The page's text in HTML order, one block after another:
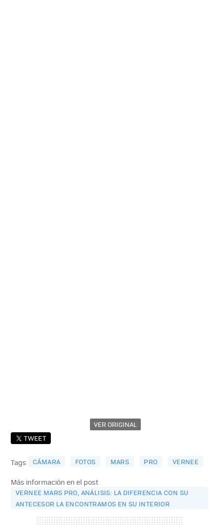
VER ORIGINAL
TWEET
Tags CÁMARA FOTOS MARS PRO VERNEE
Más información en el post
VERNEE MARS PRO, ANÁLISIS: LA DIFERENCIA CON SU
ANTECESOR LA ENCONTRAMOS EN SU INTERIOR